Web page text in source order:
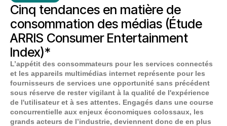
Cinq tendances en matière de
consommation des médias (Étude
ARRIS Consumer Entertainment
Index)*
L’appétit des consommateurs pour les services connectés
et les appareils multimédias internet représente pour les
fournisseurs de services une opportunité sans précédent
sous réserve de rester vigilant à la qualité de l'expérience
de l'utilisateur et à ses attentes. Engagés dans une course
concurrentielle aux enjeux économiques colossaux, les
grands acteurs de l’industrie, deviennent donc de en plus